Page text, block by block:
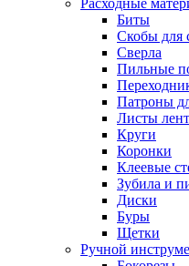
Расходные
Биты
Скобы для
Сверла
Пильные
Патроны
Листы
Круги
Коронки
Клеевые
Зубила и
Диски
Буры
Щетки
Ручной